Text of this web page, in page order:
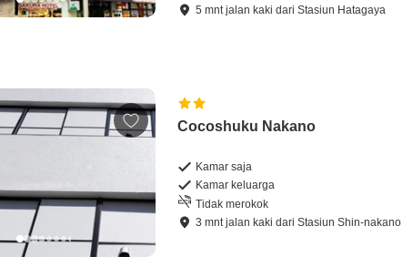
5 mntjalan kaki dariStasiun Hatagaya
Cocoshuku Nakano
Kamar saja
Kamar keluarga
Tidak merokok
3 mntjalan kaki dariStasiun Shin-nakano